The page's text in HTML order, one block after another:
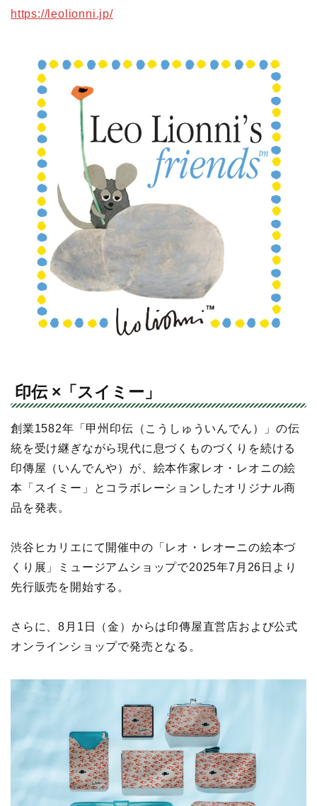
https://leolionni.jp/
印伝 ×「スイミー」
創業1582年「甲州印伝（こうしゅういんでん）」の伝
統を受け継ぎながら現代に息づくものづくりを続ける
印傳屋（いんでんや）が、絵本作家レオ・レオニの絵
本「スイミー」とコラボレーションしたオリジナル商
品を発表。
渋谷ヒカリエにて開催中の「レオ・レオーニの絵本づ
くり展」ミュージアムショップで2025年7月26日より
先行販売を開始する。
さらに、8月1日（金）からは印傳屋直営店および公式
オンラインショップで発売となる。